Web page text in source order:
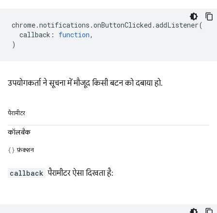
chrome.notifications .onButtonClicked .addListener(
callback : function,
)
उपयोगकर्ता ने सूचना में मौजूद किसी बटन को दबाया हो.
पैरामीटर
कॉलबैक
फ़ंक्शन
callback पैरामीटर ऐसा दिखता है: